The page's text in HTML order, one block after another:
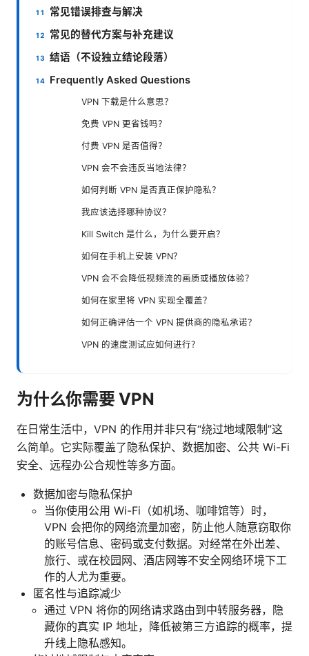
常见错误排查与解决
常见的替代方案与补充建议
结语（不设独立结论段落）
Frequently Asked Questions
VPN 下载是什么意思？
免费 VPN 更省钱吗？
付费 VPN 是否值得？
VPN 会不会违反当地法律？
如何判断 VPN 是否真正保护隐私？
我应该选择哪种协议？
Kill Switch 是什么，为什么要开启？
如何在手机上安装 VPN？
VPN 会不会降低视频流的画质或播放体验？
如何在家里将 VPN 实现全覆盖？
如何正确评估一个 VPN 提供商的隐私承诺？
VPN 的速度测试应如何进行？
为什么你需要 VPN
在日常生活中，VPN 的作用并非只有“绕过地域限制”这
么简单。它实际覆盖了隐私保护、数据加密、公共 Wi-Fi
安全、远程办公合规性等多方面。
数据加密与隐私保护
当你使用公用 Wi-Fi（如机场、咖啡馆等）时，
VPN 会把你的网络流量加密，防止他人随意窃取你
的账号信息、密码或支付数据。对经常在外出差、
旅行、或在校园网、酒店网等不安全网络环境下工
作的人尤为重要。
匿名性与追踪减少
通过 VPN 将你的网络请求路由到中转服务器，隐
藏你的真实 IP 地址，降低被第三方追踪的概率，提
升线上隐私感知。